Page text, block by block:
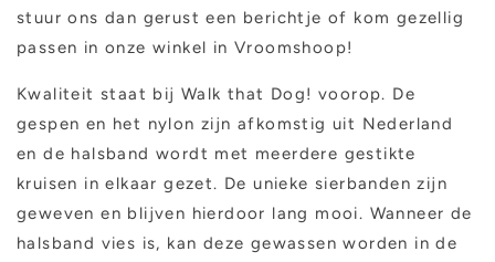
stuur ons dan gerust een berichtje of kom gezellig
passen in onze winkel in Vroomshoop!
Kwaliteit staat bij Walk that Dog! voorop. De
gespen en het nylon zijn afkomstig uit Nederland
en de halsband wordt met meerdere gestikte
kruisen in elkaar gezet. De unieke sierbanden zijn
geweven en blijven hierdoor lang mooi. Wanneer de
halsband vies is, kan deze gewassen worden in de